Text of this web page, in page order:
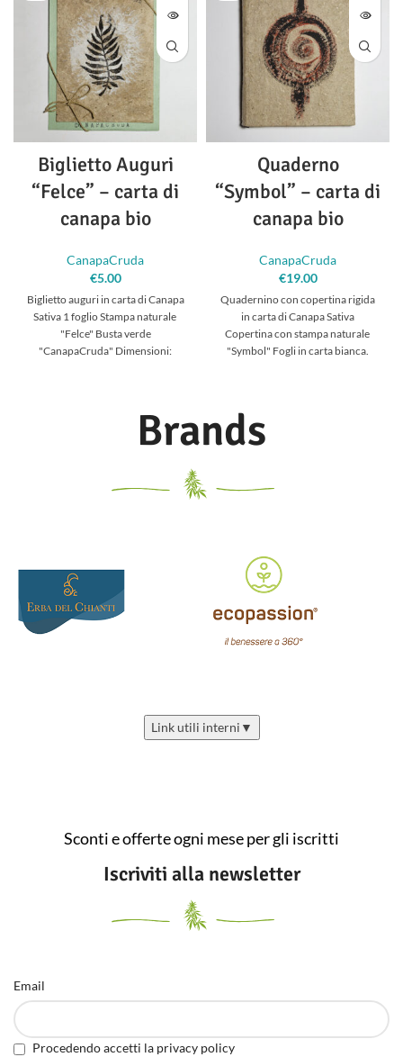
Biglietto Auguri
“Felce” – carta di
canapa bio
CanapaCruda
€5.00
Biglietto auguri in carta di Canapa
Sativa 1 foglio Stampa naturale
"Felce" Busta verde
"CanapaCruda" Dimensioni:
Quaderno
“Symbol” – carta di
canapa bio
CanapaCruda
€19.00
Quadernino con copertina rigida
in carta di Canapa Sativa
Copertina con stampa naturale
"Symbol" Fogli in carta bianca.
Brands
Link utili interni ▼
Sconti e offerte ogni mese per gli iscritti
Iscriviti alla newsletter
Email
Procedendo accetti la privacy policy